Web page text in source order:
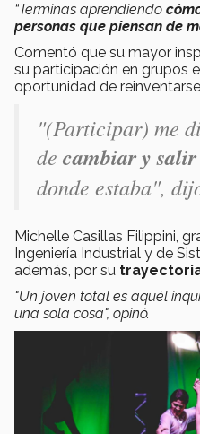
“Terminas aprendiendo
personas que piensan de
Comentó que su mayor
su participación en grupos
oportunidad de
"(Participar) me
de cambiar y
donde estaba",
Michelle Casillas Filippini,
Ingeniería Industrial y de
además, por su
"Un joven total es aquél
una sola cosa", opinó.